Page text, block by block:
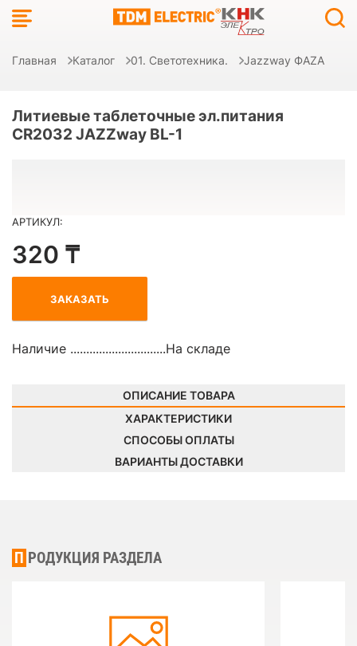
Главная Каталог 01. Светотехника. Jazzway ФAZA
Литиевые таблеточные эл.питания
CR2032 JAZZway BL-1
АРТИКУЛ:
320 ₸
ЗАКАЗАТЬ
Наличие ..............................На складе
ОПИСАНИЕ ТОВАРА
ХАРАКТЕРИСТИКИ
СПОСОБЫ ОПЛАТЫ
ВАРИАНТЫ ДОСТАВКИ
ПРОДУКЦИЯ РАЗДЕЛА